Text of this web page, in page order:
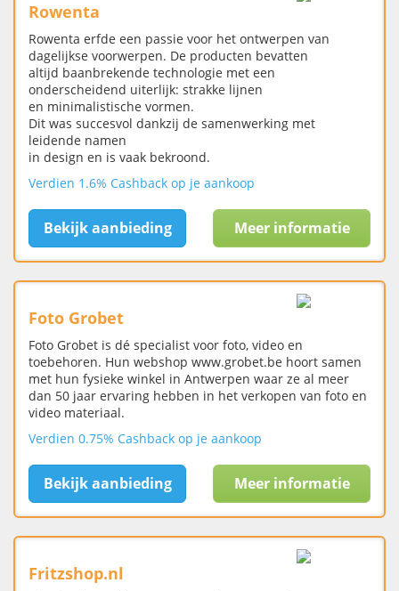
Rowenta
Rowenta erfde een passie voor het ontwerpen van
dagelijkse voorwerpen. De producten bevatten
altijd baanbrekende technologie met een
onderscheidend uiterlijk: strakke lijnen
en minimalistische vormen.
Dit was succesvol dankzij de samenwerking met
leidende namen
in design en is vaak bekroond.
Verdien 1.6% Cashback op je aankoop
Bekijk aanbieding Meer informatie
Foto Grobet
Foto Grobet is dé specialist voor foto, video en
toebehoren. Hun webshop www.grobet.be hoort samen
met hun fysieke winkel in Antwerpen waar ze al meer
dan 50 jaar ervaring hebben in het verkopen van foto en
video materiaal.
Verdien 0.75% Cashback op je aankoop
Bekijk aanbieding Meer informatie
Fritzshop.nl